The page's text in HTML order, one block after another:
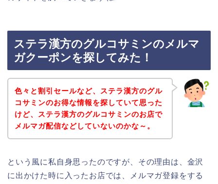
ステラ漢方のグルコサミンのメルマ
ガクーポンを探してみた！
色々と割引セールなど、ステラ漢方のグル
コサミンのお得な情報を探していて思った
けど、ステラ漢方のグルコサミンのお店で
メルマガ配信などしていないのかな～。
という風に私自身思ったのですが、その理由は、金沢
に出かけた時に入ったお店では、メルマガ登録をする